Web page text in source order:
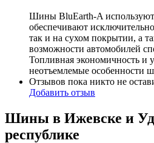
Шины BluEarth-A используют
обеспечивают
так и на сухом покрытии, а
возможности автомобилей
Топливная экономичность и
неотъемлемые особенности
Отзывов пока никто не
Добавить отзыв
Шины в Ижевске и
республике